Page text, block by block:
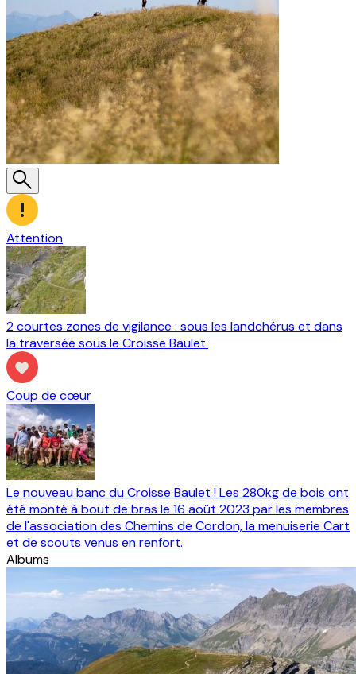
Attention
2 courtes zones de vigilance : sous les landchérus et dans
la traversée sous le Croisse Baulet.
Coup de cœur
Le nouveau banc du Croisse Baulet ! Les 280kg de bois ont
été monté à bout de bras le 16 août 2023 par les membres
de l'association des Chemins de Cordon, la menuiserie Cart
et de scouts venus en renfort.
Albums